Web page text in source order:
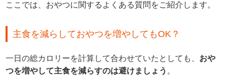
ここでは、おやつに関するよくある質問をご紹介します。
主食を減らしておやつを増やしてもOK？
一日の総カロリーを計算して合わせていたとしても、 おや
つを増やして主食を減らすのは避けましょう 。